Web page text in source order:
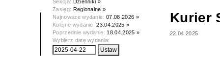
Sekcja: Dzienniki »
Zasięg: Regionalne »
Najnowsze wydanie:07.08.2026 »
Kolejne wydanie:23.04.2025 »
Poprzednie wydanie: 18.04.2025 »
Wybierz datę wydania:
Kurier
22.04.2025